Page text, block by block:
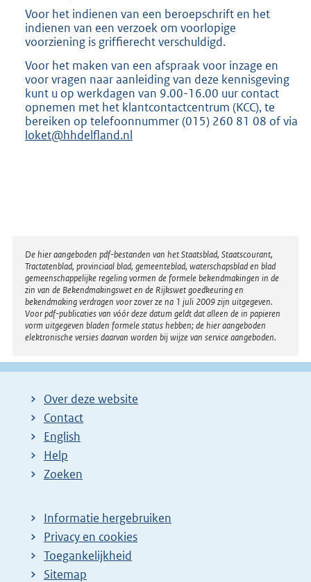
Voor het indienen van een beroepschrift en het
indienen van een verzoek om voorlopige
voorziening is griffierecht verschuldigd.
Voor het maken van een afspraak voor inzage en
voor vragen naar aanleiding van deze kennisgeving
kunt u op werkdagen van 9.00-16.00 uur contact
opnemen met het klantcontactcentrum (KCC), te
bereiken op telefoonnummer (015) 260 81 08 of via
loket@hhdelfland.nl
Disclaimer
De hier aangeboden pdf-bestanden van het Staatsblad, Staatscourant,
Tractatenblad, provinciaal blad, gemeenteblad, waterschapsblad en blad
gemeenschappelijke regeling vormen de formele bekendmakingen in de
zin van de Bekendmakingswet en de Rijkswet goedkeuring en
bekendmaking verdragen voor zover ze na 1 juli 2009 zijn uitgegeven.
Voor pdf-publicaties van vóór deze datum geldt dat alleen de in papieren
vorm uitgegeven bladen formele status hebben; de hier aangeboden
elektronische versies daarvan worden bij wijze van service aangeboden.
Over deze website
Contact
English
Help
Zoeken
Informatie hergebruiken
Privacy en cookies
Toegankelijkheid
Sitemap